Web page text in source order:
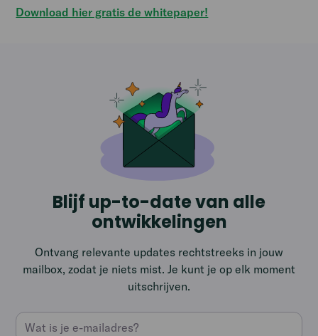
Download hier gratis de whitepaper!
Blijf up-to-date van alle
ontwikkelingen
Ontvang relevante updates rechtstreeks in jouw
mailbox, zodat je niets mist. Je kunt je op elk moment
uitschrijven.